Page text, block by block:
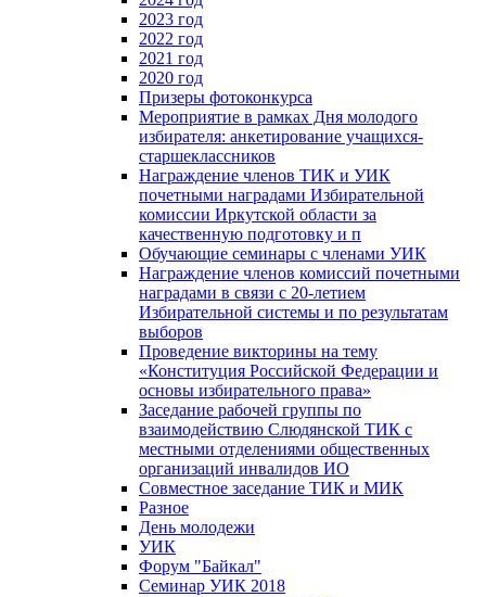
2023 год
2022 год
2021 год
2020 год
Призеры фотоконкурса
Мероприятие в рамках Дня молодого
избирателя: анкетирование учащихся-
старшеклассников
Награждение членов ТИК и УИК
почетными наградами Избирательной
комиссии Иркутской области за
качественную подготовку и п
Обучающие семинары с членами УИК
Награждение членов комиссий почетными
наградами в связи с 20-летием
Избирательной системы и по результатам
выборов
Проведение викторины на тему
«Конституция Российской Федерации и
основы избирательного права»
Заседание рабочей группы по
взаимодействию Слюдянской ТИК с
местными отделениями общественных
организаций инвалидов ИО
Совместное заседание ТИК и МИК
Разное
День молодежи
УИК
Форум "Байкал"
Семинар УИК 2018